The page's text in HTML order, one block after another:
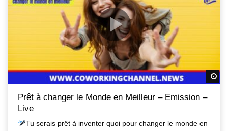
Prêt à changer le Monde en Meilleur – Emission –
Live
Tu serais prêt à inventer quoi pour changer le monde en